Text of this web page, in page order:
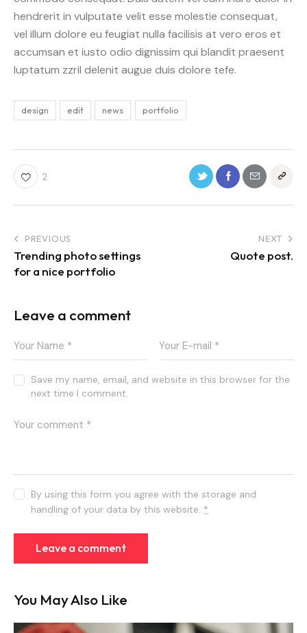
hendrerit in vulputate velit esse molestie consequat,
vel illum dolore eu feugiat nulla facilisis at vero eros et
accumsan et iusto odio dignissim qui blandit praesent
luptatum zzril delenit augue duis dolore tefe.
design edit news portfolio
2
PREVIOUS
Trending photo settings
for a nice portfolio
NEXT
Quote post.
Leave a comment
Save my name, email, and website in this browser for the
next time I comment.
By using this form you agree with the storage and
handling of your data by this website. *
You May Also Like